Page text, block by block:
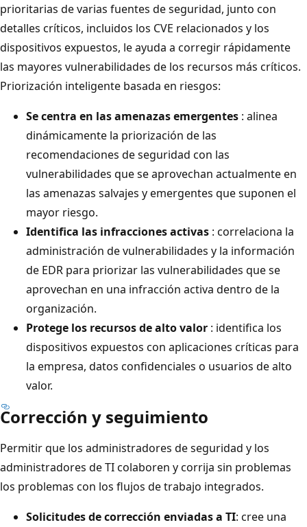
prioritarias de varias fuentes de seguridad, junto con
detalles críticos, incluidos los CVE relacionados y los
dispositivos expuestos, le ayuda a corregir rápidamente
las mayores vulnerabilidades de los recursos más críticos.
Priorización inteligente basada en riesgos:
Se centra en las amenazas emergentes : alinea
dinámicamente la priorización de las
recomendaciones de seguridad con las
vulnerabilidades que se aprovechan actualmente en
las amenazas salvajes y emergentes que suponen el
mayor riesgo.
Identifica las infracciones activas : correlaciona la
administración de vulnerabilidades y la información
de EDR para priorizar las vulnerabilidades que se
aprovechan en una infracción activa dentro de la
organización.
Protege los recursos de alto valor : identifica los
dispositivos expuestos con aplicaciones críticas para
la empresa, datos confidenciales o usuarios de alto
valor.
Corrección y seguimiento
Permitir que los administradores de seguridad y los
administradores de TI colaboren y corrija sin problemas
los problemas con los flujos de trabajo integrados.
Solicitudes de corrección enviadas a TI: cree una